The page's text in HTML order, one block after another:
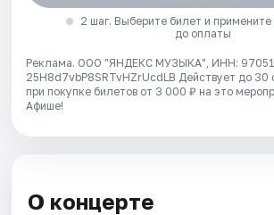
2 шаг. Выберите билет и
до оплаты
Реклама. ООО "ЯНДЕКС МУЗЫКА", ИНН:
25H8d7vbP8SRTvHZrUcdLB Действует до 30
при покупке билетов от 3 000 ₽ на это
Афише!
О концерте